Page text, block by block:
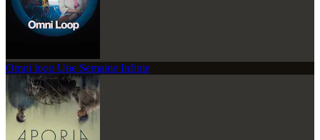
Omni loop Une Semaine Infinie